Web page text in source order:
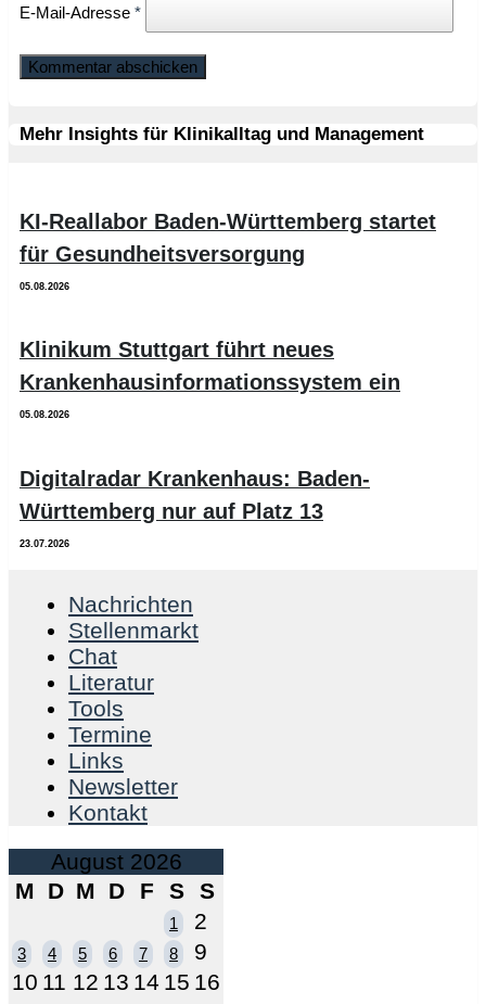
E-Mail-Adresse *
Mehr Insights für Klinikalltag und Management
KI-Reallabor Baden-Württemberg startet
für Gesundheitsversorgung
05.08.2026
Klinikum Stuttgart führt neues
Krankenhausinformationssystem ein
05.08.2026
Digitalradar Krankenhaus: Baden-
Württemberg nur auf Platz 13
23.07.2026
Nachrichten
Stellenmarkt
Chat
Literatur
Tools
Termine
Links
Newsletter
Kontakt
August 2026
M
D M D F S S
1 2
3 4 5 6 7 8
9
10 11 12 13 14 15 16